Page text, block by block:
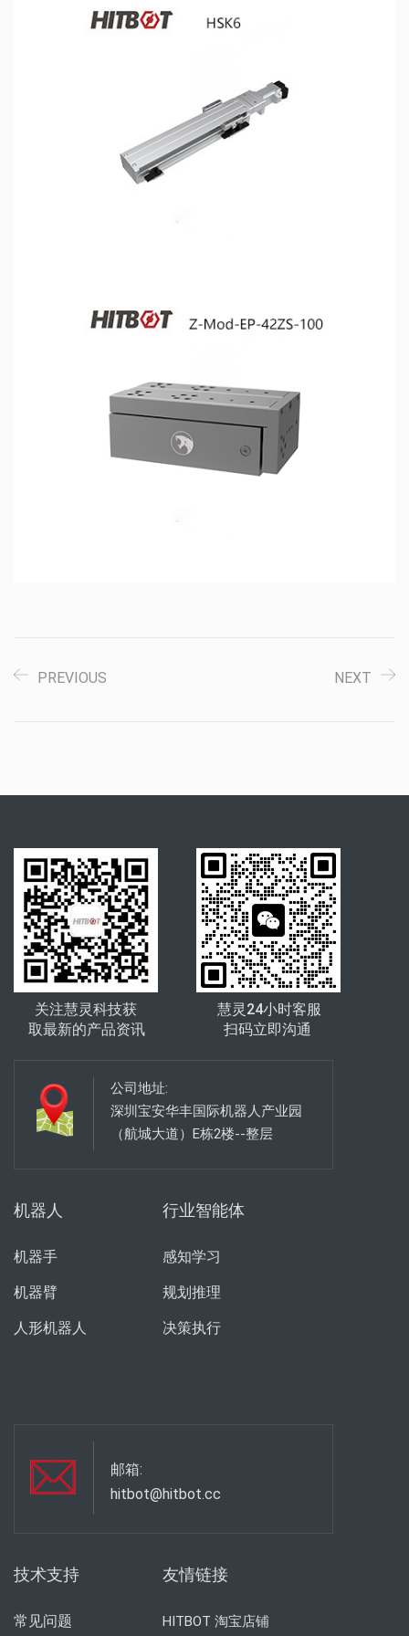
PREVIOUS NEXT
关注慧灵科技获
取最新的产品资讯
慧灵24小时客服
扫码立即沟通
公司地址:
深圳宝安华丰国际机器人产业园
（航城大道）E栋2楼--整层
机器人
机器手
机器臂
人形机器人
行业智能体
感知学习
规划推理
决策执行
邮箱:
hitbot@hitbot.cc
技术支持
常见问题
友情链接
HITBOT 淘宝店铺